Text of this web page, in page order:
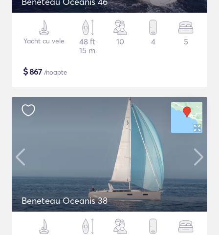
Yacht cu vele
48 ft
15 m
10 4 5
$867 /noapte
Beneteau Oceanis 38